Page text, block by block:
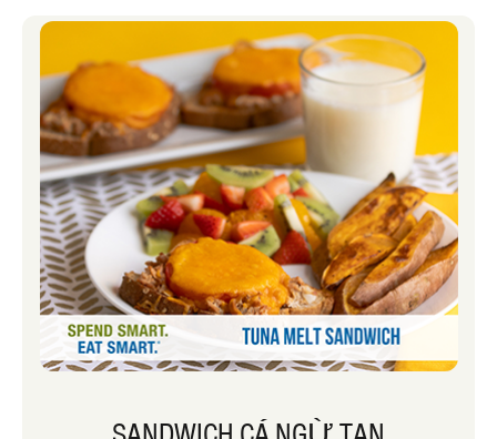
tây nướng của riêng bạn. Công thức này
kết hợp với nhau khá dễ dàng. Bạn
nướng khoai tây và sau đó trộn với nhau
1 chén đậu đen nấu chín, 1 chén salsa và
1 chén ngô nấu chín. Đặt topping đậu
đen cùng với các lựa chọn ngon miệng
khác như ớt xắt nhỏ, hành tây xắt nhỏ,
bơ, phô mai cắt nhỏ và kem chua. Sau
đó, mỗi người có thể tự làm món khoai
tây nướng. Sau nhiều năm thực hiện
công thức này, đây là một số mẹo tôi đã
học được: